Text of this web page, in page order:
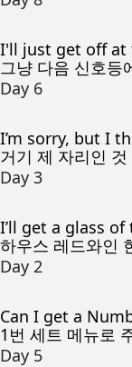
I'll just get off at
그냥 다음 신호등
Day 6
I’m sorry, but I
거기 제 자리인
Day 3
I’ll get a glass
하우스 레드와인
Day 2
Can I get a
1번 세트 메뉴로
Day 5